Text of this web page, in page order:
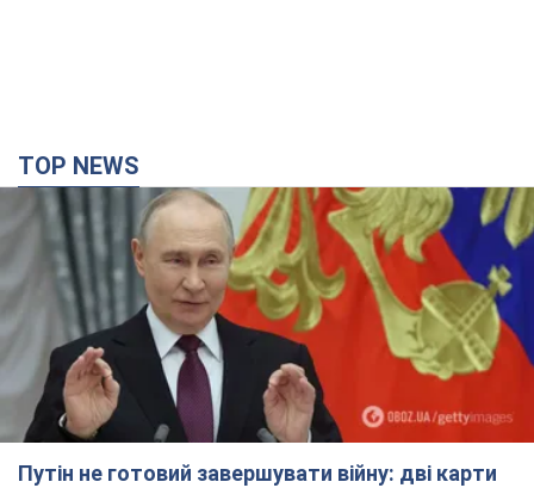
TOP NEWS
Путін не готовий завершувати війну: дві карти